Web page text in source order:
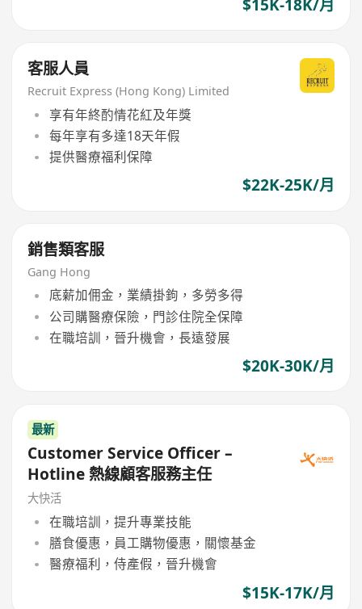
$15K-18K/月
客服人員
Recruit Express (Hong Kong) Limited
享有年終酌情花紅及年獎
每年享有多達18天年假
提供醫療福利保障
$22K-25K/月
銷售類客服
Gang Hong
底薪加佣金，業績掛鉤，多勞多得
公司購醫療保險，門診住院全保障
在職培訓，晉升機會，長遠發展
$20K-30K/月
最新
Customer Service Officer –
Hotline 熱線顧客服務主任
大快活
在職培訓，提升專業技能
膳食優惠，員工購物優惠，關懷基金
醫療福利，侍產假，晉升機會
$15K-17K/月